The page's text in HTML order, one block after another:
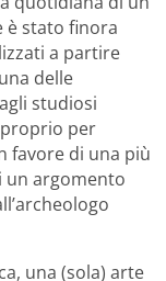
è stato finora
a partire
delle
studiosi
per
favore di una più
un argomento
una (sola) arte